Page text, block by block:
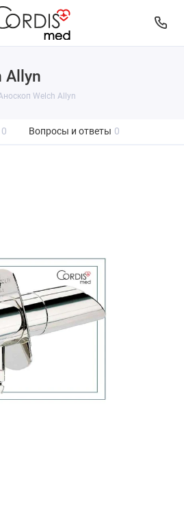
Allyn
Welch Allyn
0 Вопросы и ответы 0